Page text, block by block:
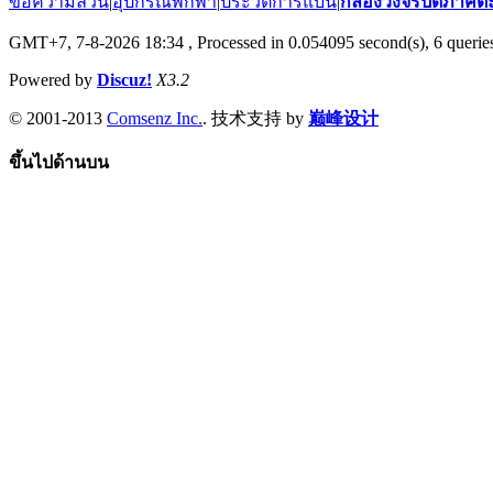
GMT+7, 7-8-2026 18:34 , Processed in 0.054095 second(s), 6
Powered by Discuz! X3.2
© 2001-2013 Comsenz Inc.. 技术支持 by 巅峰设计
ขึ้นไปด้านบน